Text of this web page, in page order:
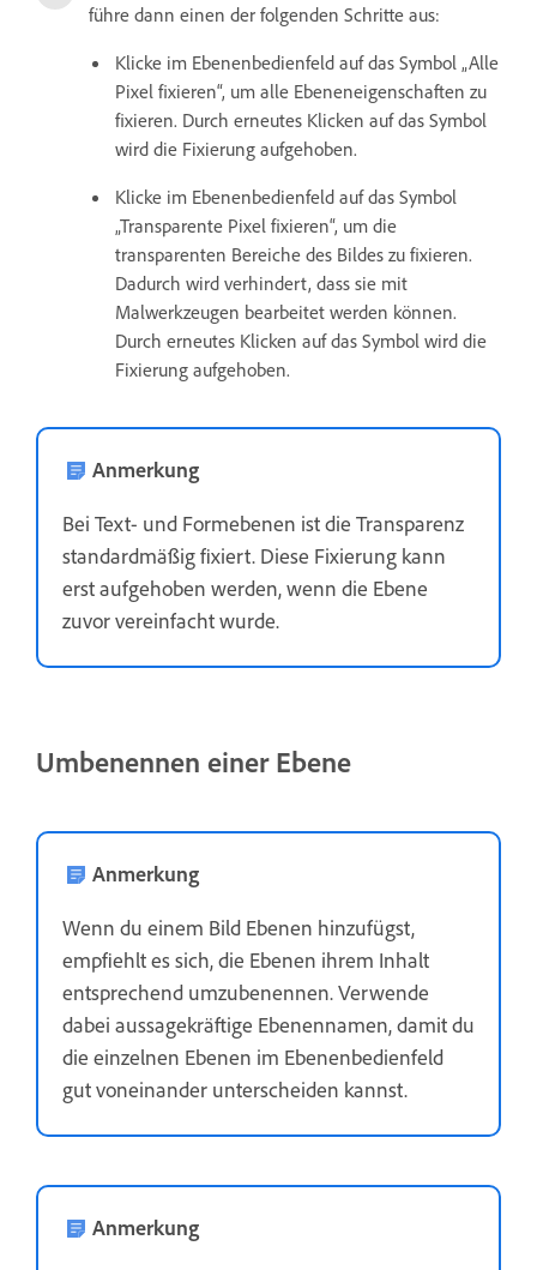
führe dann einen der folgenden Schritte aus:
Klicke im Ebenenbedienfeld auf das Symbol „Alle
Pixel fixieren“, um alle Ebeneneigenschaften zu
fixieren. Durch erneutes Klicken auf das Symbol
wird die Fixierung aufgehoben.
Klicke im Ebenenbedienfeld auf das Symbol
„Transparente Pixel fixieren“, um die
transparenten Bereiche des Bildes zu fixieren.
Dadurch wird verhindert, dass sie mit
Malwerkzeugen bearbeitet werden können.
Durch erneutes Klicken auf das Symbol wird die
Fixierung aufgehoben.
Anmerkung
Bei Text- und Formebenen ist die Transparenz
standardmäßig fixiert. Diese Fixierung kann
erst aufgehoben werden, wenn die Ebene
zuvor vereinfacht wurde.
Umbenennen einer Ebene
Anmerkung
Wenn du einem Bild Ebenen hinzufügst,
empfiehlt es sich, die Ebenen ihrem Inhalt
entsprechend umzubenennen. Verwende
dabei aussagekräftige Ebenennamen, damit du
die einzelnen Ebenen im Ebenenbedienfeld
gut voneinander unterscheiden kannst.
Anmerkung